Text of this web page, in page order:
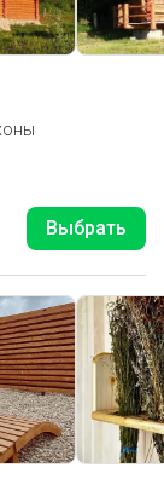
Выбрать